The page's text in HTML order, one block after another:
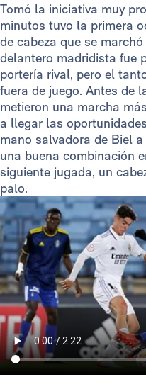
Tomó la iniciativa muy
minutos tuvo la primera
de cabeza que se
delantero madridista fue
portería rival, pero el
fuera de juego. Antes de
metieron una marcha
a llegar las
mano salvadora de Biel
una buena combinación
siguiente jugada, un
palo.